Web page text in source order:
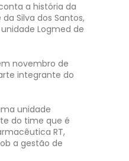
a história da
Silva dos Santos,
Logmed de
novembro de
integrante do
unidade
do time que é
RT,
a gestão de